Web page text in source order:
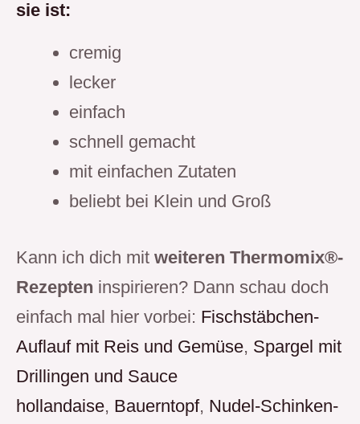
sie ist:
cremig
lecker
einfach
schnell gemacht
mit einfachen Zutaten
beliebt bei Klein und Groß
Kann ich dich mit weiteren Thermomix®-
Rezepten inspirieren? Dann schau doch
einfach mal hier vorbei: Fischstäbchen-
Auflauf mit Reis und Gemüse, Spargel mit
Drillingen und Sauce
hollandaise, Bauerntopf, Nudel-Schinken-